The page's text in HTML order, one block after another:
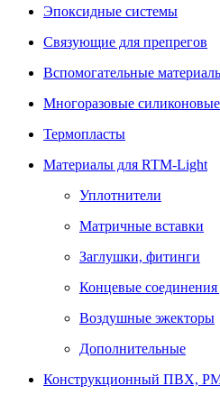
Эпоксидные системы
Связующие для препрегов
Вспомогательные
Многоразовые
Термопласты
Материалы для RTM-Light
Уплотнители
Матричные вставки
Заглушки, фитинги
Концевые соединения
Воздушные эжекторы
Дополнительные
Конструкционный ПВХ,